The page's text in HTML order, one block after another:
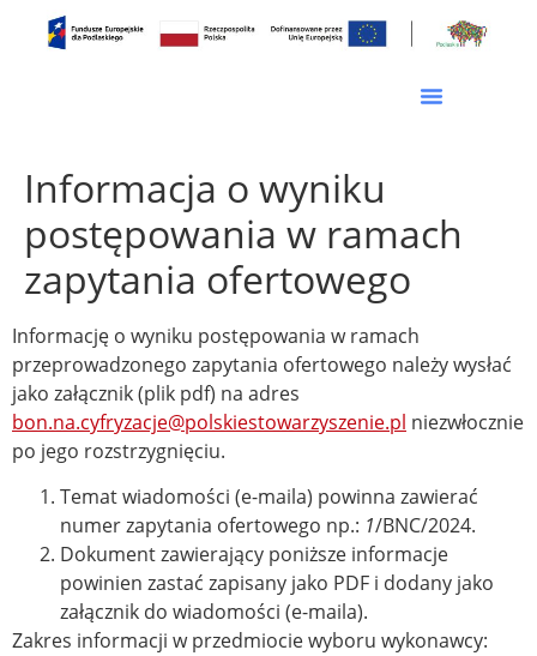
Informacja o wyniku
postępowania w ramach
zapytania ofertowego
Informację o wyniku postępowania w ramach
przeprowadzonego zapytania ofertowego należy wysłać
jako załącznik (plik pdf) na adres
bon.na.cyfryzacje@polskiestowarzyszenie.pl niezwłocznie
po jego rozstrzygnięciu.
Temat wiadomości (e-maila) powinna zawierać
numer zapytania ofertowego np.: 1/BNC/2024.
Dokument zawierający poniższe informacje
powinien zastać zapisany jako PDF i dodany jako
załącznik do wiadomości (e-maila).
Zakres informacji w przedmiocie wyboru wykonawcy: